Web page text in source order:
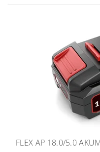
FLEX AP 18.0/5.0